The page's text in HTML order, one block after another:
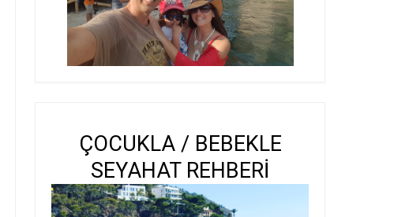
ÇOCUKLA / BEBEKLE
SEYAHAT REHBERİ